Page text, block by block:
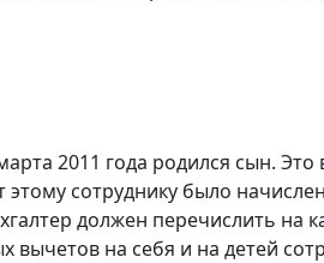
2011 года родился сын.
сотруднику было
должен перечислить на
вычетов на себя и на детей